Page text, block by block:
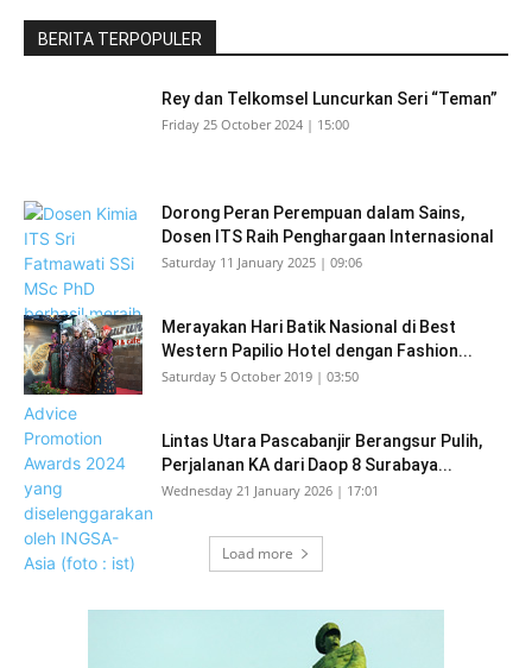
BERITA TERPOPULER
Rey dan Telkomsel Luncurkan Seri “Teman”
Friday 25 October 2024 | 15:00
Dorong Peran Perempuan dalam Sains,
Dosen ITS Raih Penghargaan Internasional
Saturday 11 January 2025 | 09:06
Merayakan Hari Batik Nasional di Best
Western Papilio Hotel dengan Fashion...
Saturday 5 October 2019 | 03:50
Lintas Utara Pascabanjir Berangsur Pulih,
Perjalanan KA dari Daop 8 Surabaya...
Wednesday 21 January 2026 | 17:01
Load more